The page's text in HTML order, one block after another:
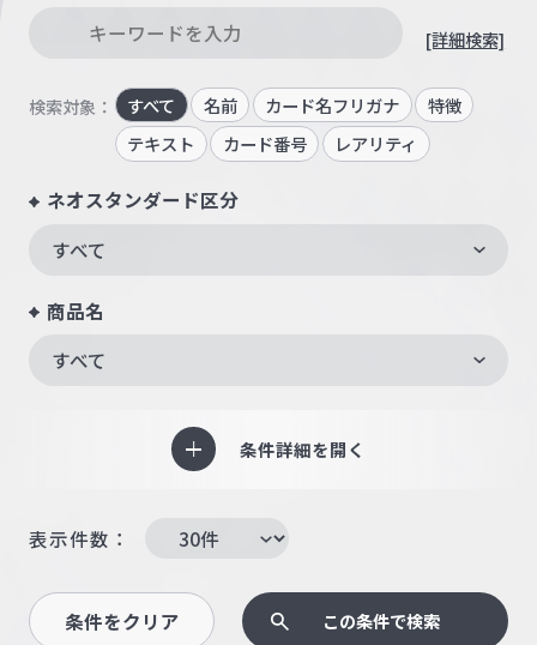
[詳細検索]
検索対象： すべて 名前 カード名フリガナ
特徴
テキスト
カード番号 レアリティ
ネオスタンダード区分
すべて
商品名
すべて
条件詳細を開く
表示件数：
条件をクリア この条件で検索